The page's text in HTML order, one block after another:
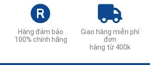
Hàng đảm bảo
100% chính hãng
Giao hàng miễn phí
đơn
hàng từ 400k